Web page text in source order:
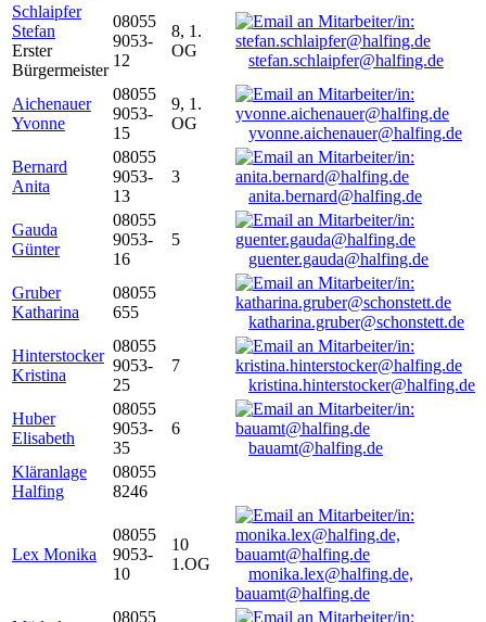
Schlaipfer
Stefan
Erster
Bürgermeister
08055
9053-
12
8, 1.
OG
stefan.schlaipfer@halfing.de
Aichenauer
Yvonne
08055
9053-
15
9, 1.
OG
yvonne.aichenauer@halfing.de
Bernard
Anita
08055
9053-
13
3
anita.bernard@halfing.de
Gauda
Günter
08055
9053-
16
5
guenter.gauda@halfing.de
Gruber
Katharina
08055
655
katharina.gruber@schonstett.de
Hinterstocker
Kristina
08055
9053-
25
7
kristina.hinterstocker@halfing.de
Huber
Elisabeth
08055
9053-
35
6
bauamt@halfing.de
Kläranlage
Halfing
08055
8246
Lex Monika
08055
9053-
10
10
1.OG
monika.lex@halfing.de,
bauamt@halfing.de
08055